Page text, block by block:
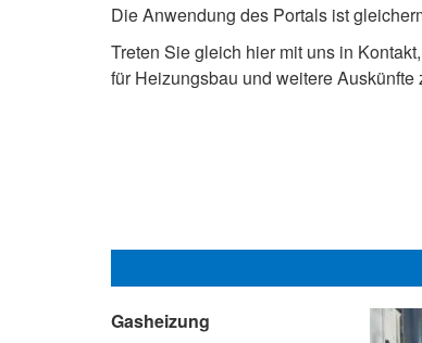
Die Anwendung des Portals ist
Treten Sie gleich hier mit uns in
für Heizungsbau und weitere
Gasheizung